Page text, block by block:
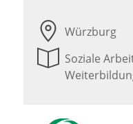
Würzburg
Soziale